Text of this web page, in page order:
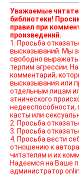
Уважаемые
библиотеки!
правил при
произведений.
1. Просьба
высказываний. Мы защищаем право наших читателей
свободно
терпим агрессии.
комментарий,
высказывания или
отдельным лицам
этнического
недееспособности,
касты или
2. Просьба
3. Просьба
4. Просьба вести
отношению к
читателям и их
Надеемся на Ваше
администратор